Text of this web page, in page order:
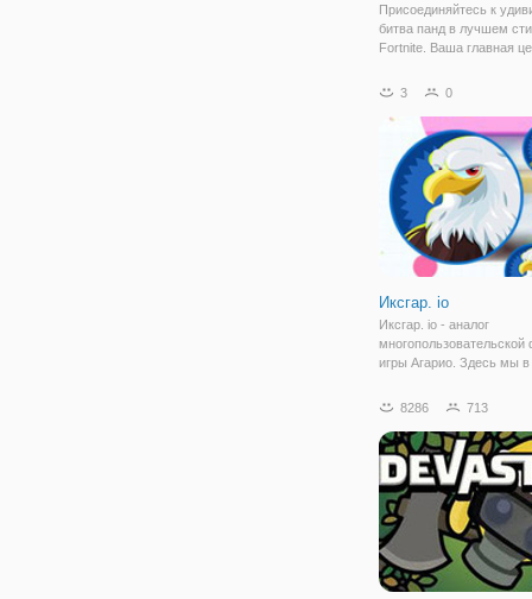
Присоединяйтесь к
битва панд в лучшем
Fortnite. Ваша главная
выжить так долго, как
вооруженных животных
3 0
Иксгар. io
Иксгар. io - аналог
игры Агарио. Здесь мы в
игровое поле,
вашим управлением
может перемещаться по
8286 713